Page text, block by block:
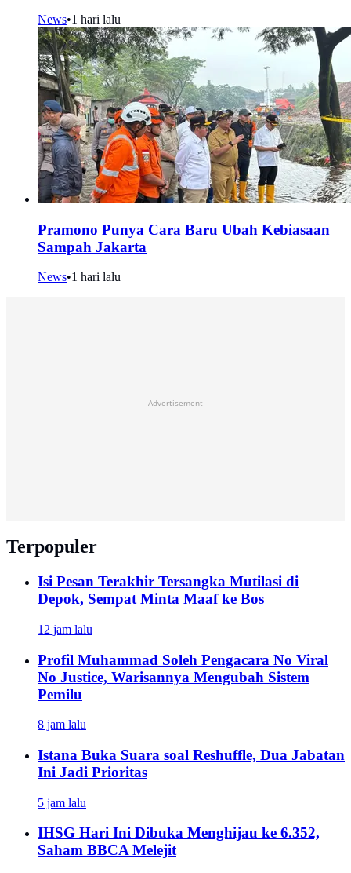
News•1 hari lalu
Pramono Punya Cara Baru Ubah Kebiasaan
Sampah Jakarta
News•1 hari lalu
Advertisement
Terpopuler
Isi Pesan Terakhir Tersangka Mutilasi di
Depok, Sempat Minta Maaf ke Bos
12 jam lalu
Profil Muhammad Soleh Pengacara No Viral
No Justice, Warisannya Mengubah Sistem
Pemilu
8 jam lalu
Istana Buka Suara soal Reshuffle, Dua Jabatan
Ini Jadi Prioritas
5 jam lalu
IHSG Hari Ini Dibuka Menghijau ke 6.352,
Saham BBCA Melejit